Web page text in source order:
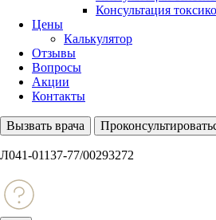
Консультация
Цены
Калькулятор
Отзывы
Вопросы
Акции
Контакты
Вызвать врача
Л041-01137-77/00293272